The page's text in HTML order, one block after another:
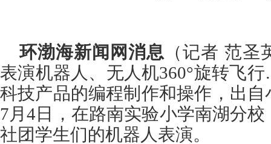
环渤海新闻网消息 （记者 范
表演机器人、无人机360°旋转飞
科技产品的编程制作和操作，出
7月4日，在路南实验小学南湖分
社团学生们的机器人表演。